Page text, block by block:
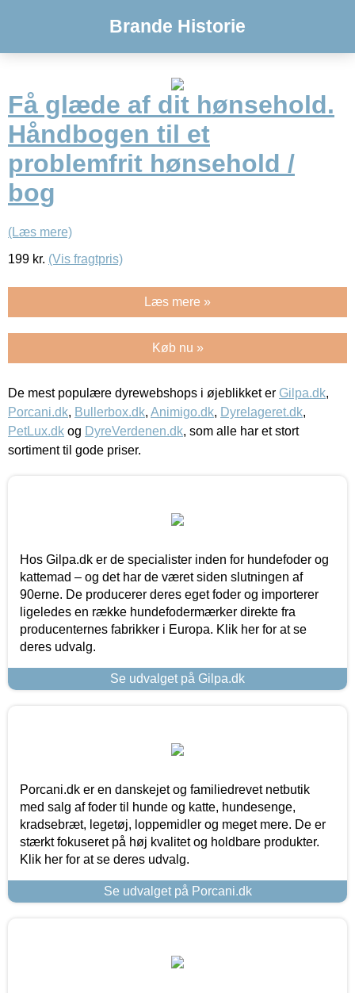
Brande Historie
Få glæde af dit hønsehold.
Håndbogen til et
problemfrit hønsehold /
bog
(Læs mere)
199 kr. (Vis fragtpris)
Læs mere »
Køb nu »
De mest populære dyrewebshops i øjeblikket er Gilpa.dk,
Porcani.dk, Bullerbox.dk, Animigo.dk, Dyrelageret.dk,
PetLux.dk og DyreVerdenen.dk, som alle har et stort
sortiment til gode priser.
Hos Gilpa.dk er de specialister inden for hundefoder og
kattemad – og det har de været siden slutningen af
90erne. De producerer deres eget foder og importerer
ligeledes en række hundefodermærker direkte fra
producenternes fabrikker i Europa. Klik her for at se
deres udvalg.
Se udvalget på Gilpa.dk
Porcani.dk er en danskejet og familiedrevet netbutik
med salg af foder til hunde og katte, hundesenge,
kradsebræt, legetøj, loppemidler og meget mere. De er
stærkt fokuseret på høj kvalitet og holdbare produkter.
Klik her for at se deres udvalg.
Se udvalget på Porcani.dk